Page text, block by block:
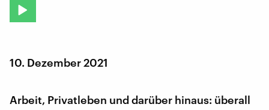
10. Dezember 2021
Arbeit, Privatleben und darüber hinaus: überall